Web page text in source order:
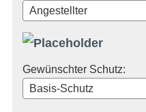
Gewünschter Schutz: